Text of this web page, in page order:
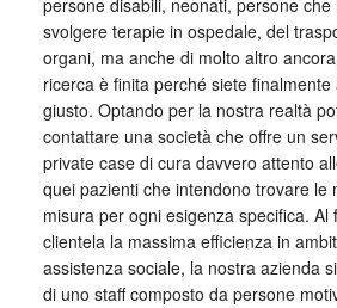
svolgere terapie in ospedale, del
organi, ma anche di molto altro
ricerca è finita perché siete finalmente
giusto. Optando per la nostra realtà
contattare una società che offre un
private case di cura davvero attento
quei pazienti che intendono trovare le
misura per ogni esigenza specifica. Al
clientela la massima efficienza in
assistenza sociale, la nostra azienda
di uno staff composto da persone